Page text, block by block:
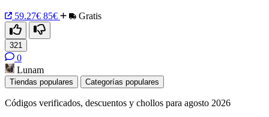
59.27€ 85€ Gratis
321
0
Lunam
Tiendas populares Categorías populares
Códigos verificados, descuentos y chollos para agosto 2026